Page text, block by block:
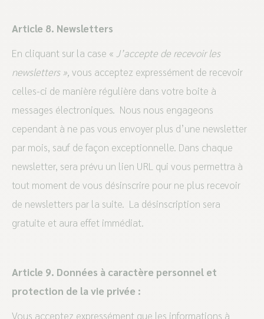
Article 8. Newsletters
En cliquant sur la case « J’accepte de recevoir les
newsletters », vous acceptez expressément de recevoir
celles-ci de manière régulière dans votre boite à
messages électroniques. Nous nous engageons
cependant à ne pas vous envoyer plus d’une newsletter
par mois, sauf de façon exceptionnelle. Dans chaque
newsletter, sera prévu un lien URL qui vous permettra à
tout moment de vous désinscrire pour ne plus recevoir
de newsletters par la suite. La désinscription sera
gratuite et aura effet immédiat.
Article 9. Données à caractère personnel et
protection de la vie privée :
Vous acceptez expressément que les informations à